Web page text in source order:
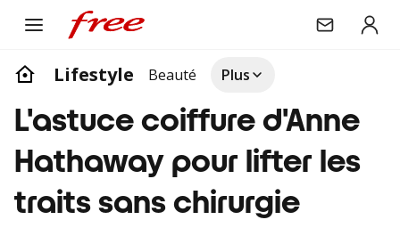
Lifestyle Beauté Plus
L'astuce coiffure d'Anne
Hathaway pour lifter les
traits sans chirurgie